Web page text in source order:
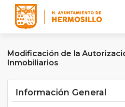
Modificación de la
Inmobiliarios
Información General